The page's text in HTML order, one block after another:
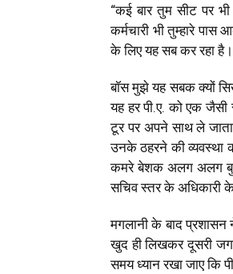
“कई बार तुम सीट पर भी
कर्मचारी भी तुम्हारे पास
के लिए यह सब कर रहा है।
बॉस मुझे यह सबक क्यों
यह हर पी.ए. को एक
टूर पर अपने साथ ले
उनके ठहरने की व्यवस्था
कमरे बेशक अलग अलग बुक
सचिव स्तर के अधिकारी
मगलानी के बाद
खुद ही लिखकर दूसरी
समय ध्यान रखा जाए कि